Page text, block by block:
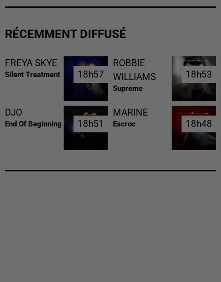
RÉCEMMENT DIFFUSÉ
FREYA SKYE
Silent Treatment 18h57
18h57
ROBBIE
WILLIAMS
Supreme
18h53
18h53
DJO
End Of Beginning 18h51
18h51
MARINE
Escroc 18h48
18h48